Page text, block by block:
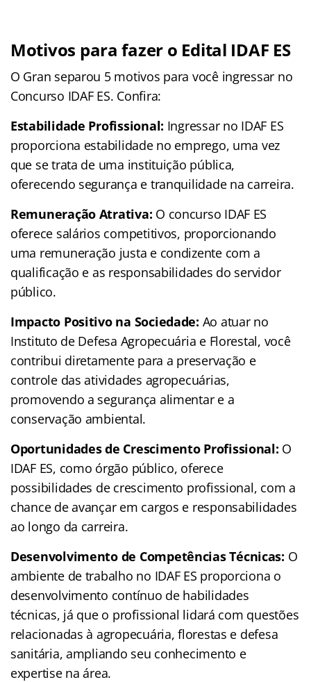
Motivos para fazer o Edital IDAF ES
O Gran separou 5 motivos para você ingressar no
Concurso IDAF ES. Confira:
Estabilidade Profissional: Ingressar no IDAF ES
proporciona estabilidade no emprego, uma vez
que se trata de uma instituição pública,
oferecendo segurança e tranquilidade na carreira.
Remuneração Atrativa: O concurso IDAF ES
oferece salários competitivos, proporcionando
uma remuneração justa e condizente com a
qualificação e as responsabilidades do servidor
público.
Impacto Positivo na Sociedade: Ao atuar no
Instituto de Defesa Agropecuária e Florestal, você
contribui diretamente para a preservação e
controle das atividades agropecuárias,
promovendo a segurança alimentar e a
conservação ambiental.
Oportunidades de Crescimento Profissional: O
IDAF ES, como órgão público, oferece
possibilidades de crescimento profissional, com a
chance de avançar em cargos e responsabilidades
ao longo da carreira.
Desenvolvimento de Competências Técnicas: O
ambiente de trabalho no IDAF ES proporciona o
desenvolvimento contínuo de habilidades
técnicas, já que o profissional lidará com questões
relacionadas à agropecuária, florestas e defesa
sanitária, ampliando seu conhecimento e
expertise na área.